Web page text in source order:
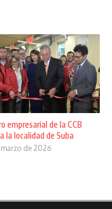
empresarial de la CCB
la localidad de Suba
marzo de 2026